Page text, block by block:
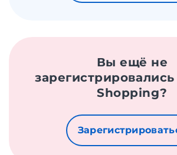
Вы ещё не
Shopping?